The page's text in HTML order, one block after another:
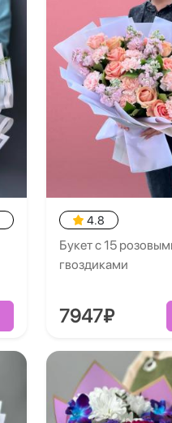
4.8
Букет с 15
гвоздиками
7947₽